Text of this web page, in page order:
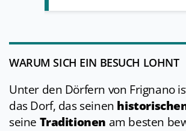
WARUM SICH EIN BESUCH LOHNT
Unter den Dörfern von Frignano
das Dorf, das seinen
seine Traditionen am besten